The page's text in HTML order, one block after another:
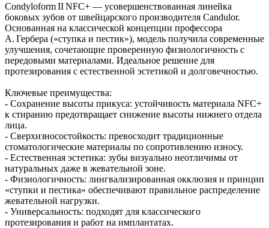
Condyloform II NFC+ — усовершенствованная линейка
боковых зубов от швейцарского производителя Candulor.
Основанная на классической концепции профессора
А. Гербера («ступка и пестик»), модель получила современные
улучшения, сочетающие проверенную физиологичность с
передовыми материалами. Идеальное решение для
протезирования с естественной эстетикой и долговечностью.
Ключевые преимущества:
- Сохранение высоты прикуса: устойчивость материала NFC+
к стиранию предотвращает снижение высоты нижнего отдела
лица.
- Сверхизносостойкость: превосходит традиционные
стоматологические материалы по сопротивлению износу.
- Естественная эстетика: зубы визуально неотличимы от
натуральных даже в жевательной зоне.
- Физиологичность: лингвализированная окклюзия и принцип
«ступки и пестика» обеспечивают правильное распределение
жевательной нагрузки.
- Универсальность: подходят для классического
протезирования и работ на имплантатах.